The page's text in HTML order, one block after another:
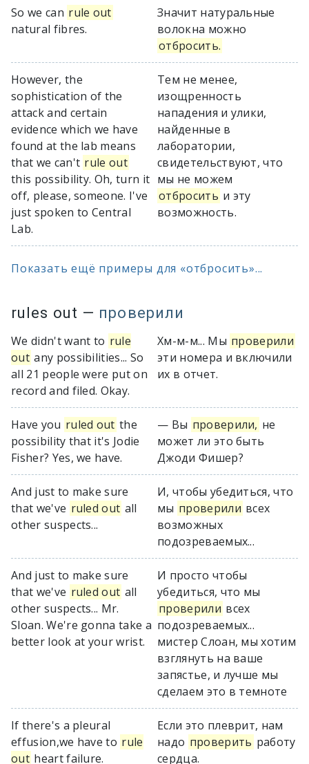
So we can rule out
natural fibres.
Значит натуральные
волокна можно
отбросить.
However, the
sophistication of the
attack and certain
evidence which we have
found at the lab means
that we can't rule out
this possibility. Oh, turn it
off, please, someone. I've
just spoken to Central
Lab.
Тем не менее,
изощренность
нападения и улики,
найденные в
лаборатории,
свидетельствуют, что
мы не можем
отбросить и эту
возможность.
Показать ещё примеры для «отбросить»...
rules out — проверили
We didn't want to rule
out any possibilities... So
all 21 people were put on
record and filed. Okay.
Хм-м-м... Мы проверили
эти номера и включили
их в отчет.
Have you ruled out the
possibility that it's Jodie
Fisher? Yes, we have.
— Вы проверили, не
может ли это быть
Джоди Фишер?
And just to make sure
that we've ruled out all
other suspects...
И, чтобы убедиться, что
мы проверили всех
возможных
подозреваемых...
And just to make sure
that we've ruled out all
other suspects... Mr.
Sloan. We're gonna take a
better look at your wrist.
И просто чтобы
убедиться, что мы
проверили всех
подозреваемых...
мистер Слоан, мы хотим
взглянуть на ваше
запястье, и лучше мы
сделаем это в темноте
If there's a pleural
effusion,we have to rule
out heart failure.
Если это плеврит, нам
надо проверить работу
сердца.